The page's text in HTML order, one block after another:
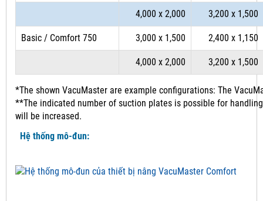
4,000 x 2,000 3,200 x 1,500
Basic / Comfort 750 3,000 x 1,500 2,400 x 1,150
4,000 x 2,000 3,200 x 1,500
*The shown VacuMaster are example configurations: The
**The indicated number of suction plates is possible for
will be increased.
Hệ thống mô-đun: